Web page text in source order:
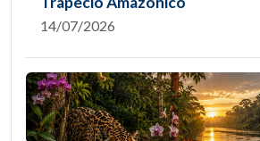
14/07/2026